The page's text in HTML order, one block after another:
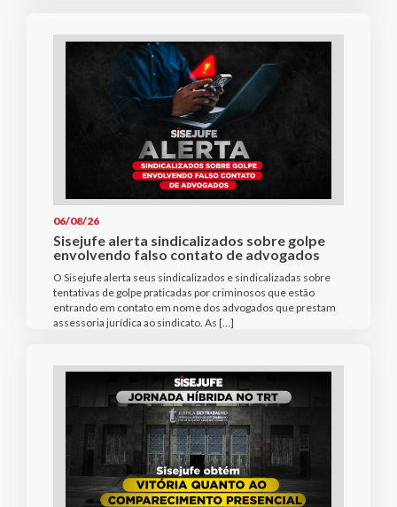
06/08/26
Sisejufe alerta sindicalizados sobre golpe
envolvendo falso contato de advogados
O Sisejufe alerta seus sindicalizados e sindicalizadas sobre
tentativas de golpe praticadas por criminosos que estão
entrando em contato em nome dos advogados que prestam
assessoria jurídica ao sindicato. As […]